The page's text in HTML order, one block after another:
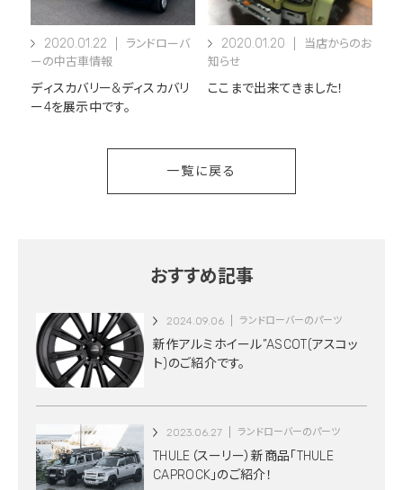
2020.01.22
ランドローバ
ーの中古車情報
ディスカバリー&ディスカバリ
ー4を展示中です。
2020.01.20
当店からのお
知らせ
ここまで出来てきました！
一覧に戻る
おすすめ記事
2024.09.06 ランドローバーのパーツ
新作アルミホイール”ASCOT(アスコッ
ト)のご紹介です。
2023.06.27 ランドローバーのパーツ
THULE（スーリー）新商品「THULE
CAPROCK」のご紹介！